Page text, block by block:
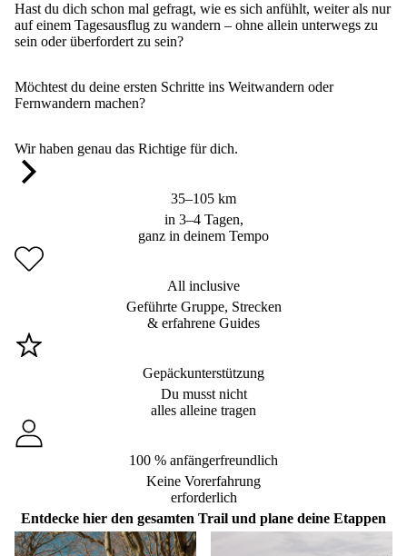
Hast du dich schon mal gefragt, wie es sich anfühlt, weiter als nur
auf einem Tagesausflug zu wandern – ohne allein unterwegs zu
sein oder überfordert zu sein?
Möchtest du deine ersten Schritte ins Weitwandern oder
Fernwandern machen?
Wir haben genau das Richtige für dich.
35–105 km
in 3–4 Tagen,
ganz in deinem Tempo
All inclusive
Geführte Gruppe, Strecken
& erfahrene Guides
Gepäckunterstützung
Du musst nicht
alles alleine tragen
100 % anfängerfreundlich
Keine Vorerfahrung
erforderlich
Entdecke hier den gesamten Trail und plane deine Etappen